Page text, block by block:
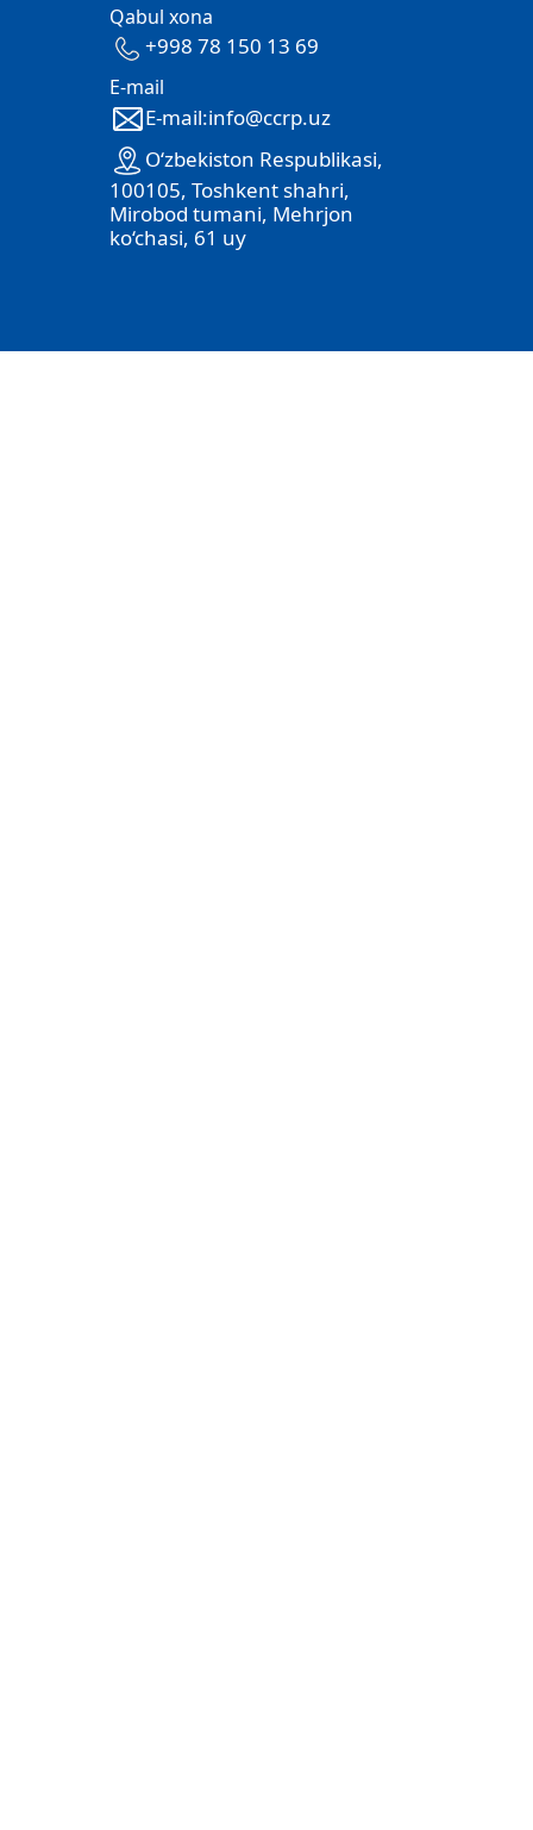
Qabul xona
+998 78 150 13 69
E-mail
E-mail:info@ccrp.uz
O‘zbekiston Respublikasi,
100105, Toshkent shahri,
Mirobod tumani, Mehrjon
ko‘chasi, 61 uy